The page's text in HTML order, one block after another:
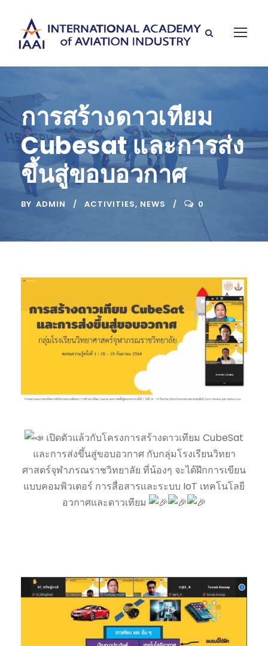
การสร้างดาวเทียม
Cubesat และการส่ง
ขึ้นสู่ขอบอวกาศ
BY ADMIN ACTIVITIES, NEWS 0
เปิดตัวแล้วกับโครงการสร้างดาวเทียม CubeSat
และการส่งขึ้นสู่ขอบอวกาศ กับกลุ่มโรงเรียนวิทยา
ศาสตร์จุฬาภรณราชวิทยาลัย ที่น้องๆ จะได้ฝึกการเขียน
แบบคอมพิวเตอร์ การสื่อสารและระบบ IoT เทคโนโลยี
อวกาศและดาวเทียม